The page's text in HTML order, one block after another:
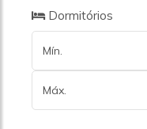
Dormitórios
Mín.
Máx.